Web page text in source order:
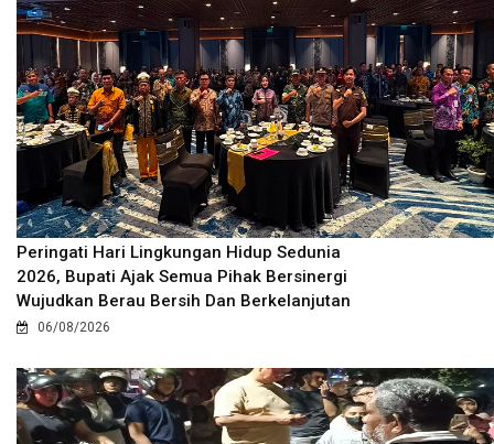
Peringati Hari Lingkungan Hidup Sedunia
2026, Bupati Ajak Semua Pihak Bersinergi
Wujudkan Berau Bersih Dan Berkelanjutan
06/08/2026